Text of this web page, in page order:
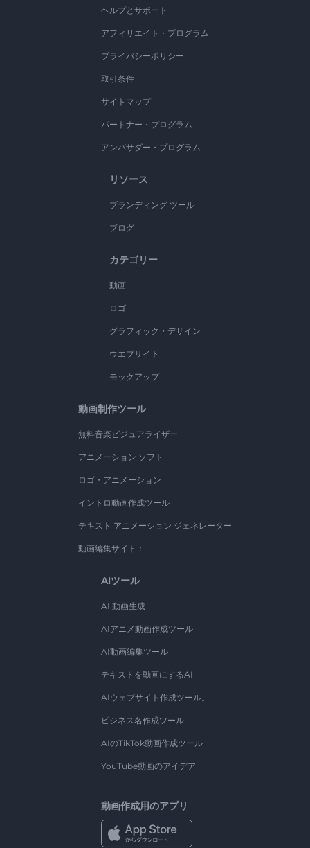
ヘルプとサポート
アフィリエイト・プログラム
プライバシーポリシー
取引条件
サイトマップ
パートナー・プログラム
アンバサダー・プログラム
リソース
ブランディング ツール
ブログ
カテゴリー
動画
ロゴ
グラフィック・デザイン
ウエブサイト
モックアップ
動画制作ツール
無料音楽ビジュアライザー
アニメーション ソフト
ロゴ・アニメーション
イントロ動画作成ツール
テキスト アニメーション ジェネレーター
動画編集サイト：
AIツール
AI 動画生成
AIアニメ動画作成ツール
AI動画編集ツール
テキストを動画にするAI
AIウェブサイト作成ツール。
ビジネス名作成ツール
AIのTikTok動画作成ツール
YouTube動画のアイデア
動画作成用のアプリ